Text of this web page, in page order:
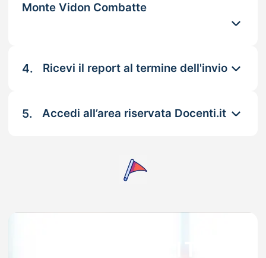
Monte Vidon Combatte
4. Ricevi il report al termine dell'invio
5. Accedi all’area riservata Docenti.it